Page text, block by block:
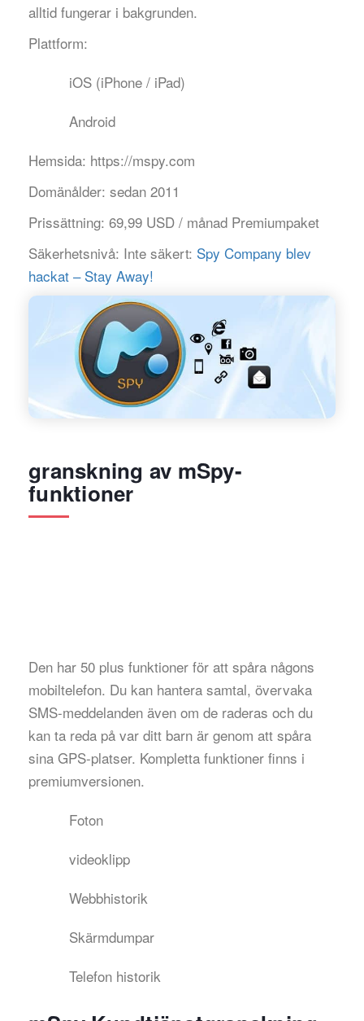
alltid fungerar i bakgrunden.
Plattform:
iOS (iPhone / iPad)
Android
Hemsida: https://mspy.com
Domänålder: sedan 2011
Prissättning: 69,99 USD / månad Premiumpaket
Säkerhetsnivå: Inte säkert: Spy Company blev
hackat – Stay Away!
granskning av mSpy-
funktioner
Den har 50 plus funktioner för att spåra någons
mobiltelefon. Du kan hantera samtal, övervaka
SMS-meddelanden även om de raderas och du
kan ta reda på var ditt barn är genom att spåra
sina GPS-platser. Kompletta funktioner finns i
premiumversionen.
Foton
videoklipp
Webbhistorik
Skärmdumpar
Telefon historik